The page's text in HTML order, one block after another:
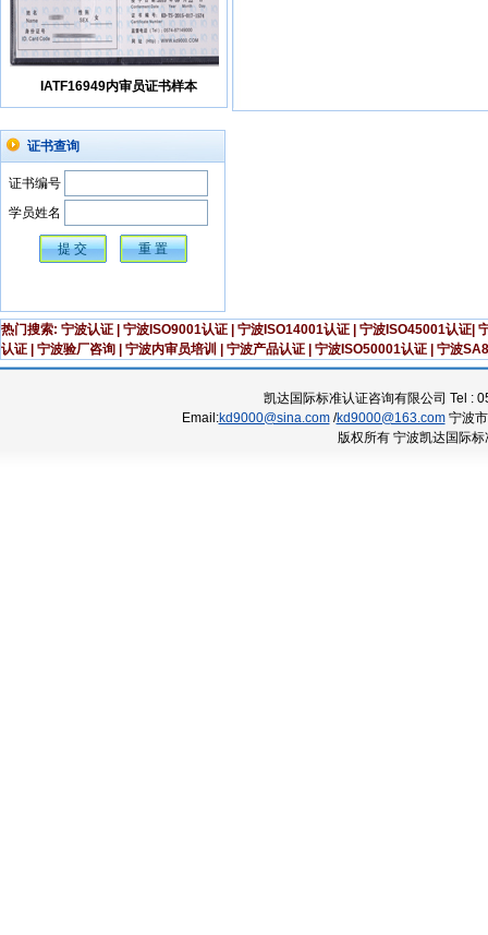
IATF16949内审员证书样本
证书查询
证书编号
学员姓名
热门搜索: 宁波认证 宁波ISO9001认证 宁波ISO14001认证 宁波ISO45001认证
认证
宁波验厂咨询 宁波内审员培训 宁波产品认证 宁波ISO50001认证 宁波
凯达国际标准认证咨询有限公司 Tel :
Email:kd9000@sina.com/kd9000@163.com宁波市
版权所有 宁波凯达国际